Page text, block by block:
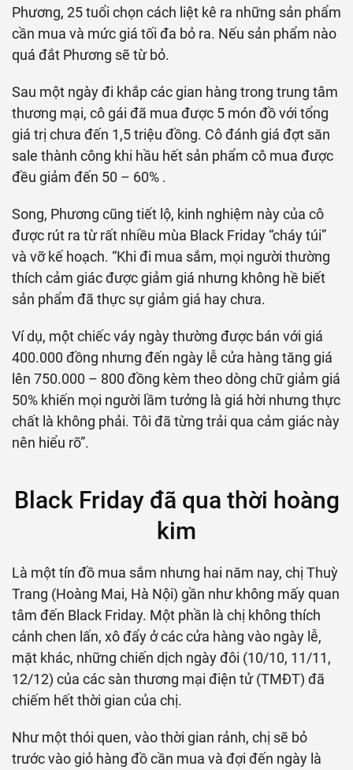
Phương, 25 tuổi chọn cách liệt kê ra những sản phẩm
cần mua và mức giá tối đa bỏ ra. Nếu sản phẩm nào
quá đắt Phương sẽ từ bỏ.
Sau một ngày đi khắp các gian hàng trong trung tâm
thương mại, cô gái đã mua được 5 món đồ với tổng
giá trị chưa đến 1,5 triệu đồng. Cô đánh giá đợt săn
sale thành công khi hầu hết sản phẩm cô mua được
đều giảm đến 50 – 60% .
Song, Phương cũng tiết lộ, kinh nghiệm này của cô
được rút ra từ rất nhiều mùa Black Friday “cháy túi”
và vỡ kế hoạch. “Khi đi mua sắm, mọi người thường
thích cảm giác được giảm giá nhưng không hề biết
sản phẩm đã thực sự giảm giá hay chưa.
Ví dụ, một chiếc váy ngày thường được bán với giá
400.000 đồng nhưng đến ngày lễ cửa hàng tăng giá
lên 750.000 – 800 đồng kèm theo dòng chữ giảm giá
50% khiến mọi người lầm tưởng là giá hời nhưng thực
chất là không phải. Tôi đã từng trải qua cảm giác này
nên hiểu rõ”.
Black Friday đã qua thời hoàng
kim
Là một tín đồ mua sắm nhưng hai năm nay, chị Thuỳ
Trang (Hoàng Mai, Hà Nội) gần như không mấy quan
tâm đến Black Friday. Một phần là chị không thích
cảnh chen lấn, xô đẩy ở các cửa hàng vào ngày lễ,
mặt khác, những chiến dịch ngày đôi (10/10, 11/11,
12/12) của các sàn thương mại điện tử (TMĐT) đã
chiếm hết thời gian của chị.
Như một thói quen, vào thời gian rảnh, chị sẽ bỏ
trước vào giỏ hàng đồ cần mua và đợi đến ngày là